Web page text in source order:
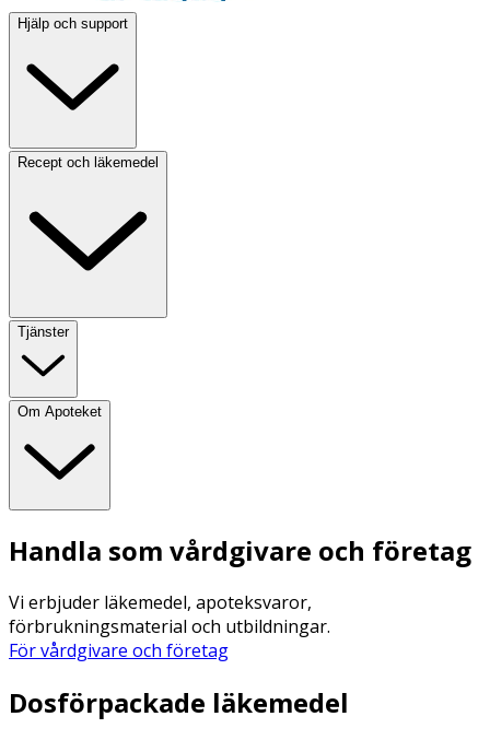
Hjälp och support
Recept och läkemedel
Tjänster
Om Apoteket
Handla som vårdgivare och företag
Vi erbjuder läkemedel, apoteksvaror,
förbrukningsmaterial och utbildningar.
För vårdgivare och företag
Dosförpackade läkemedel